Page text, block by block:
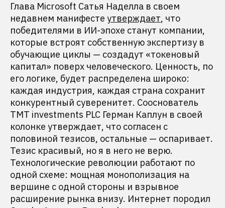
Глава Microsoft Сатья Наделла в своем
недавнем манифесте утверждает, что
победителями в ИИ-эпохе станут компании,
которые встроят собственную экспертизу в
обучающие циклы — создадут «токеновый
капитал» поверх человеческого. Ценность, по
его логике, будет распределена широко:
каждая индустрия, каждая страна сохранит
конкурентный суверенитет. Сооснователь
TMT investments PLC Герман Каплун в своей
колонке утверждает, что согласен с
половиной тезисов, остальные — оспаривает.
Тезис красивый, но я в него не верю.
Технологические революции работают по
одной схеме: мощная монополизация на
вершине с одной стороны и взрывное
расширение рынка внизу. Интернет породил